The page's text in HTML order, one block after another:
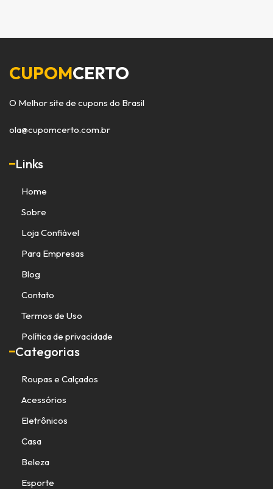
CUPOMCERTO
O Melhor site de cupons do Brasil
ola@cupomcerto.com.br
Links
Home
Sobre
Loja Confiável
Para Empresas
Blog
Contato
Termos de Uso
Política de privacidade
Categorias
Roupas e Calçados
Acessórios
Eletrônicos
Casa
Beleza
Esporte